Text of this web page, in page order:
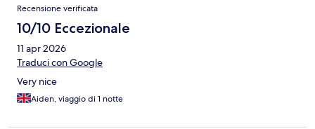
Recensione verificata
10/10 Eccezionale
11 apr 2026
Traduci con Google
Very nice
Aiden, viaggio di 1 notte